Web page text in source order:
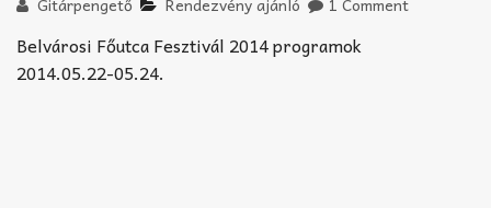
TABok
Belvárosi Főutca Fesztivál 2014 programok
2014.05.22-05.24.